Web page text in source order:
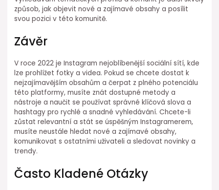
způsob, jak objevit nové a zajímavé obsahy a posílit
svou pozici v této komunitě.
Závěr
V roce 2022 je Instagram nejoblíbenější sociální sítí, kde
lze prohlížet fotky a videa. Pokud se chcete dostat k
nejzajímavějším obsahům a čerpat z plného potenciálu
této platformy, musíte znát dostupné metody a
nástroje a naučit se používat správné klíčová slova a
hashtagy pro rychlé a snadné vyhledávání. Chcete-li
zůstat relevantní a stát se úspěšným Instagramerem,
musíte neustále hledat nové a zajímavé obsahy,
komunikovat s ostatními uživateli a sledovat novinky a
trendy.
Často Kladené Otázky